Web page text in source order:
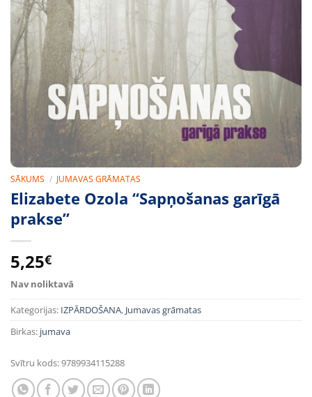
SĀKUMS / JUMAVAS GRĀMATAS
Elizabete Ozola “Sapņošanas garīgā
prakse”
5,25€
Nav noliktavā
Kategorijas: IZPĀRDOŠANA, Jumavas grāmatas
Birkas: jumava
Svītru kods:9789934115288